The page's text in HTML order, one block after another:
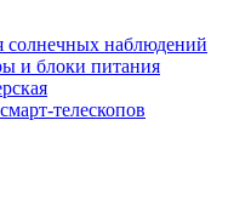
солнечных наблюдений
и блоки питания
телескопов